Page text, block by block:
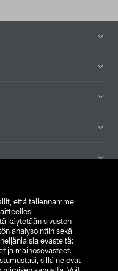
että tallennamme
käytetään sivuston
analysointiin sekä
evästeitä:
ja mainosevästeet.
sillä ne ovat
FI